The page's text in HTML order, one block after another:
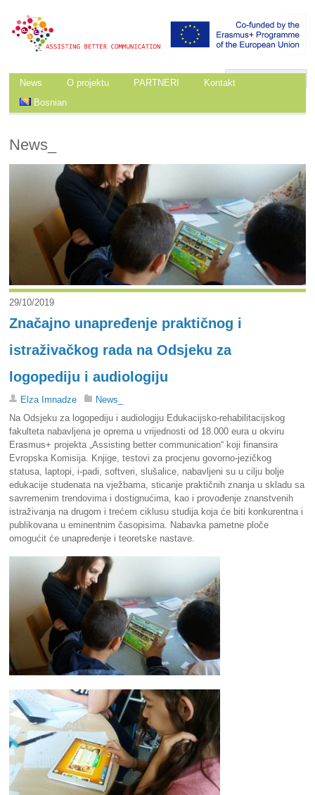
News O projektu PARTNERI
Kontakt
Bosnian
News_
29/10/2019
Značajno unapređenje praktičnog i
istraživačkog rada na Odsjeku za
logopediju i audiologiju
Elza Imnadze
News_
Na Odsjeku za logopediju i audiologiju Edukacijsko-rehabilitacijskog
fakulteta nabavljena je oprema u vrijednosti od 18.000 eura u okviru
Erasmus+ projekta „Assisting better communication“ koji finansira
Evropska Komisija. Knjige, testovi za procjenu govorno-jezičkog
statusa, laptopi, i-padi, softveri, slušalice, nabavljeni su u cilju bolje
edukacije studenata na vježbama, sticanje praktičnih znanja u skladu sa
savremenim trendovima i dostignućima, kao i provođenje znanstvenih
istraživanja na drugom i trećem ciklusu studija koja će biti konkurentna i
publikovana u eminentnim časopisima. Nabavka pametne ploče
omogućit će unapređenje i teoretske nastave.